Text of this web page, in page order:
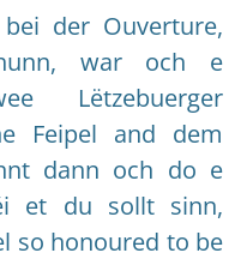
der Ouverture,
war och e
Lëtzebuerger
Feipel and dem
dann och do e
et du sollt sinn,
so honoured to be